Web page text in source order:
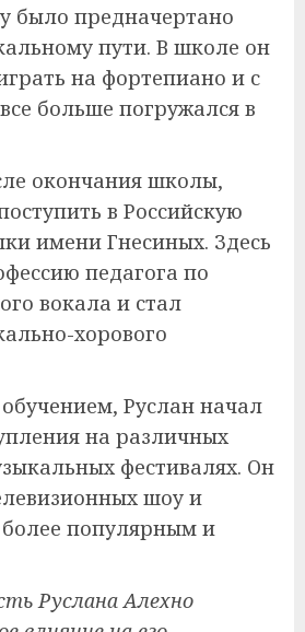
было предначертано
пути. В школе он
на фортепиано и с
больше погружался в
окончания школы,
в Российскую
имени Гнесиных. Здесь
педагога по
вокала и стал
хорового
Руслан начал
на различных
фестивалях. Он
шоу и
более популярным и
Руслана Алехно